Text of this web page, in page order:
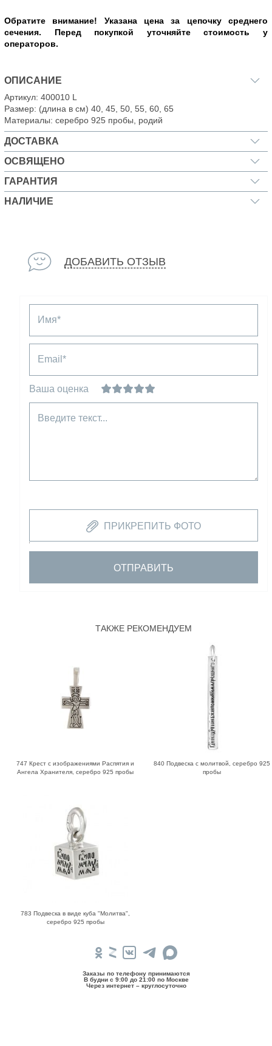
Обратите внимание! Указана цена за цепочку среднего
сечения. Перед покупкой уточняйте стоимость у
операторов.
ОПИСАНИЕ
Артикул: 400010 L
Размер: (длина в см) 40, 45, 50, 55, 60, 65
Материалы: серебро 925 пробы, родий
ДОСТАВКА
ОСВЯЩЕНО
ГАРАНТИЯ
НАЛИЧИЕ
ДОБАВИТЬ ОТЗЫВ
Имя*
Email*
Ваша оценка
Введите текст...
ПРИКРЕПИТЬ ФОТО
ОТПРАВИТЬ
ТАКЖЕ РЕКОМЕНДУЕМ
747 Крест с изображениями Распятия и
Ангела Хранителя, серебро 925 пробы
840 Подвеска с молитвой, серебро 925
пробы
783 Подвеска в виде куба "Молитва",
серебро 925 пробы
Заказы по телефону принимаются
В будни c 9:00 до 21:00 по Москве
Через интернет – круглосуточно